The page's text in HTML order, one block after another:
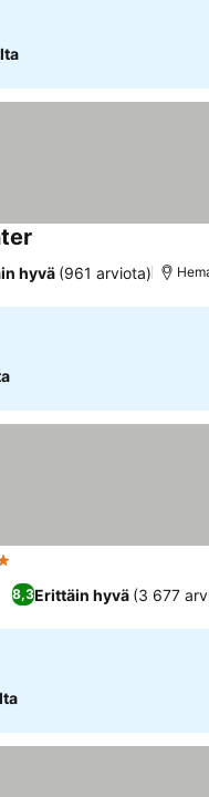
hyvä (961 arviota)
8,3Erittäin hyvä (3 677